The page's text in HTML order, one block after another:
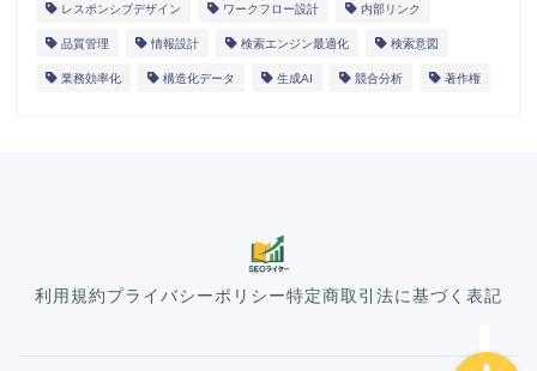
レスポンシブデザイン ワークフロー設計 内部リンク
品質管理 情報設計 検索エンジン最適化 検索意図
業務効率化 構造化データ 生成AI 競合分析 著作権
利用規約プライバシーポリシー特定商取引法に基づく表記
HOME